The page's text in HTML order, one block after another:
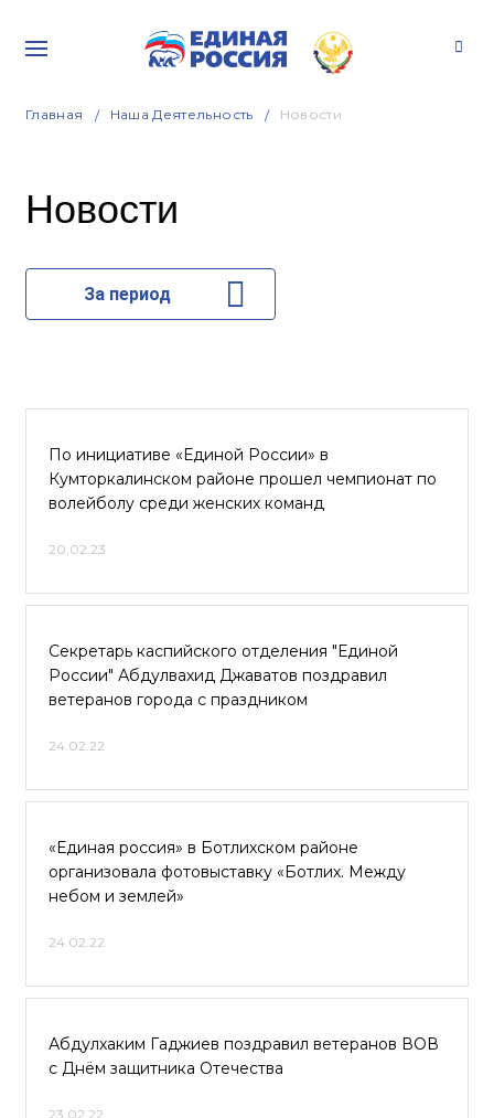
Главная Наша Деятельность Новости
Новости
За период
По инициативе «Единой России» в
Кумторкалинском районе прошел чемпионат по
волейболу среди женских команд
20.02.23
Секретарь каспийского отделения "Единой
России" Абдулвахид Джаватов поздравил
ветеранов города с праздником
24.02.22
«Единая россия» в Ботлихском районе
организовала фотовыставку «Ботлих. Между
небом и землей»
24.02.22
Абдулхаким Гаджиев поздравил ветеранов ВОВ
с Днём защитника Отечества
23.02.22